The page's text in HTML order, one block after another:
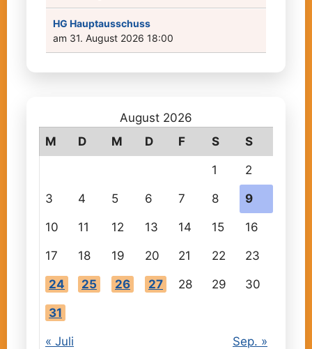
HG Hauptausschuss
am 31. August 2026 18:00
August 2026
M
D M D F S S
1 2
3 4 5 6 7 8 9
10 11 12 13 14 15 16
17 18 19 20 21 22 23
24 25 26 27 28 29 30
31
« Juli Sep. »